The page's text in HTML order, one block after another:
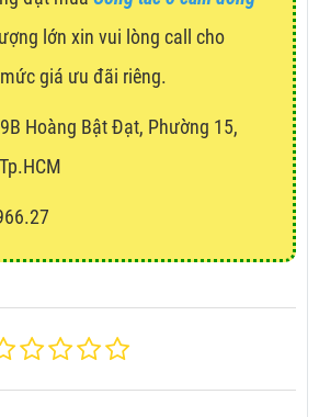
lớn xin vui lòng call cho
giá ưu đãi riêng.
Hoàng Bật Đạt, Phường 15,